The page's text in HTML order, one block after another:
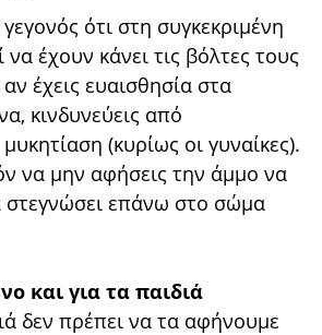
ότι στη συγκεκριμένη
έχουν κάνει τις βόλτες τους
έχεις ευαισθησία στα
κινδυνεύεις από
(κυρίως οι γυναίκες).
να μην αφήσεις την άμμο να
στεγνώσει επάνω στο σώμα
και για τα παιδιά
δεν πρέπει να τα αφήνουμε